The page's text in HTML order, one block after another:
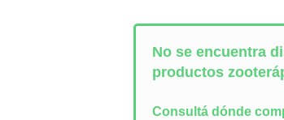
No se encuentra
productos
Consultá dónde